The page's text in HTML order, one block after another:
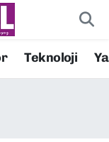
Teknoloji